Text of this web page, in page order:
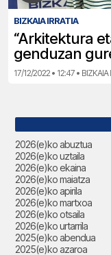
BIZKAIA IRRATIA
“Arkitektura
genduzan
17/12/2022 • 12:47 • BIZKAIA
2026(e)ko abuztua
2026(e)ko uztaila
2026(e)ko ekaina
2026(e)ko maiatza
2026(e)ko apirila
2026(e)ko martxoa
2026(e)ko otsaila
2026(e)ko urtarrila
2025(e)ko abendua
2025(e)ko azaroa